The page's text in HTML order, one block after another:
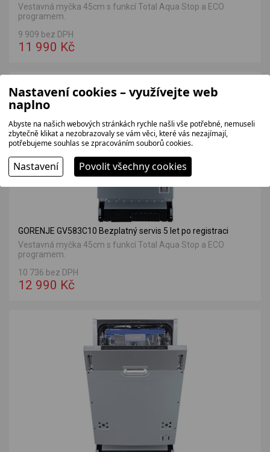
Vestavná myčka 45cm s funkcí Total Aqua Stop a ECO
programem.
9 909 bez DPH
11 990 Kč
VÝHODNÁ NABÍDKA
GORENJE GV583C10 Bezplatný servis 5 let po registraci
Vestavná myčka 45cm s funkcí Total Aqua Stop a ECO
programem.
10 736 bez DPH
12 990 Kč
Nastavení cookies – využívejte web
naplno
Abyste na našich webových stránkách rychle našli vše potřebné, nemuseli
zbytečně klikat a nezobrazovaly se vám věci, které vás nezajímají,
potřebujeme souhlas se zpracováním souborů cookies.
Nastavení Povolit všechny cookies